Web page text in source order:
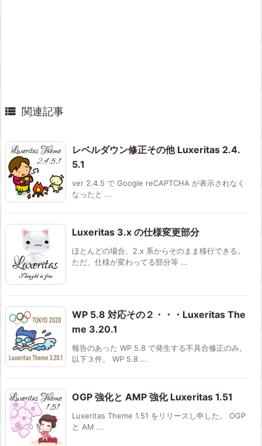
 関連記事
レベルダウン修正その他 Luxeritas 2.4.
5.1
ver 2.4.5 で Google reCAPTCHA が表示されなく
なったと ...
Luxeritas 3.x の仕様変更部分
ほとんどの場合、2.x 系からそのまま移行できる。
ただ、仕様が変わってる部分等 ...
WP 5.8 対応その２・・・Luxeritas The
me 3.20.1
報告のあった WP 5.8 で発生する不具合修正のみ。
以下３件。 WP 5.8 ...
OGP 強化と AMP 強化 Luxeritas 1.51
Luxeritas Theme 1.51 をリリースし申した。 OGP
と AM ...